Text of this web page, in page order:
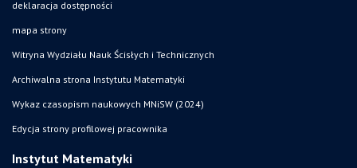
deklaracja dostępności
mapa strony
Witryna Wydziału Nauk Ścisłych i Technicznych
Archiwalna strona Instytutu Matematyki
Wykaz czasopism naukowych MNiSW (2024)
Edycja strony profilowej pracownika
Instytut Matematyki